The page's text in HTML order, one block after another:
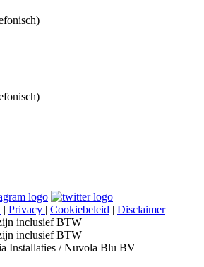
| Privacy | Cookiebeleid | Disclaimer
inclusief BTW
inclusief BTW
Installaties / Nuvola Blu BV